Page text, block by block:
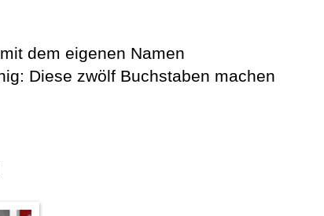
dem eigenen Namen
Diese zwölf Buchstaben machen